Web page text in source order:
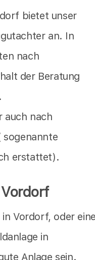
bietet unser
an. In
nach
der Beratung
auch nach
sogenannte
erstattet).
Vordorf, oder
in
Anlage sein.